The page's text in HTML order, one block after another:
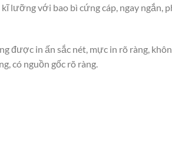
lưỡng với bao bì cứng cáp, ngay ngắn,
được in ấn sắc nét, mực in rõ ràng,
có nguồn gốc rõ ràng.